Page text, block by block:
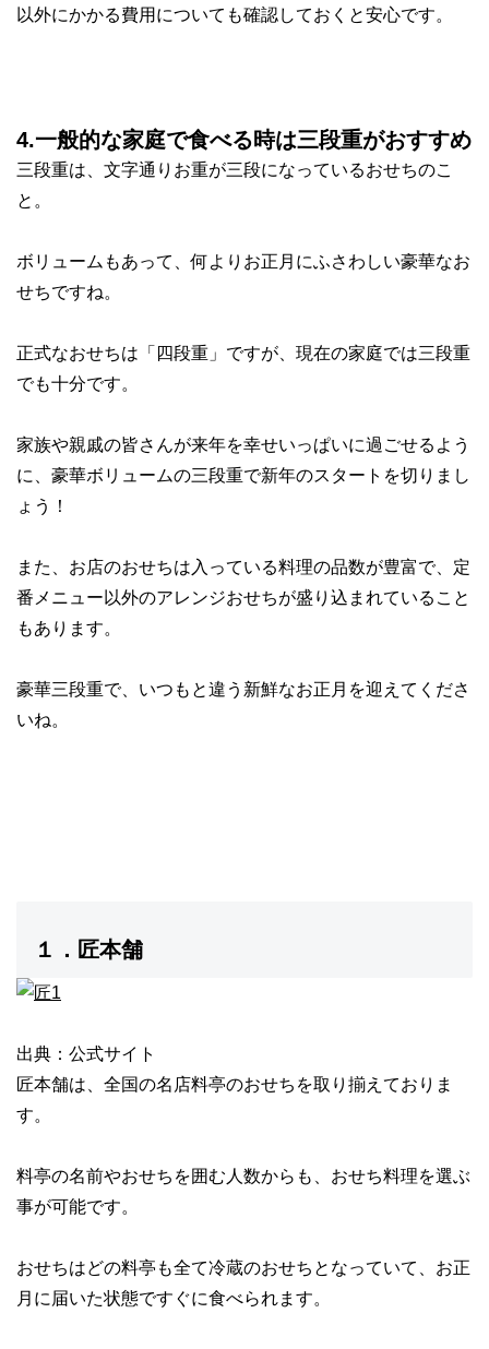
以外にかかる費用についても確認しておくと安心です。
4.一般的な家庭で食べる時は三段重がおすすめ
三段重は、文字通りお重が三段になっているおせちのこ
と。
ボリュームもあって、何より お正月にふさわしい豪華なお
せちですね。
正式なおせちは「四段重」ですが、現在の家庭では三段重
でも十分です。
家族や親戚の皆さんが来年を幸せいっぱいに過ごせるよう
に、 豪華ボリュームの三段重で新年のスタート を切りまし
ょう！
また、お店のおせちは入っている料理の品数が豊富で、定
番メニュー以外のアレンジおせちが盛り込まれていること
もあります。
豪華三段重で、いつもと違う新鮮なお正月を迎えてくださ
いね。
１．匠本舗
出典：公式サイト
匠本舗は、 全国の名店料亭のおせちを取り揃え ておりま
す。
料亭の名前やおせちを囲む人数からも、おせち料理を選ぶ
事が可能です。
おせちはどの料亭も全て冷蔵のおせち となっていて、お正
月に届いた状態ですぐに食べられます。